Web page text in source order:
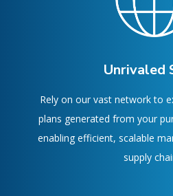
Unrivaled
Rely on our vast network to
plans generated from your
enabling efficient, scalable
supply